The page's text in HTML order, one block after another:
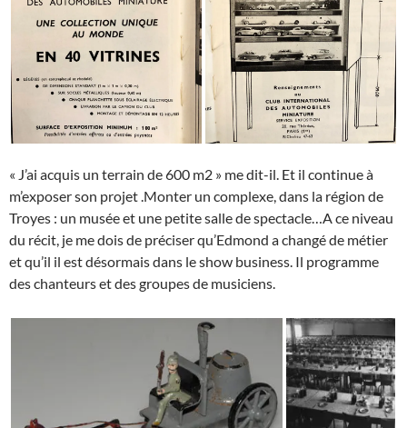
« J’ai acquis un terrain de 600 m2 » me dit-il. Et il continue à
m’exposer son projet .Monter un complexe, dans la région de
Troyes : un musée et une petite salle de spectacle…A ce niveau
du récit, je me dois de préciser qu’Edmond a changé de métier
et qu’il il est désormais dans le show business. Il programme
des chanteurs et des groupes de musiciens.